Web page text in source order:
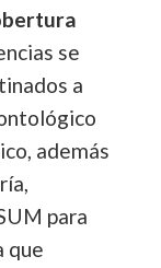
se
a
además
para
que